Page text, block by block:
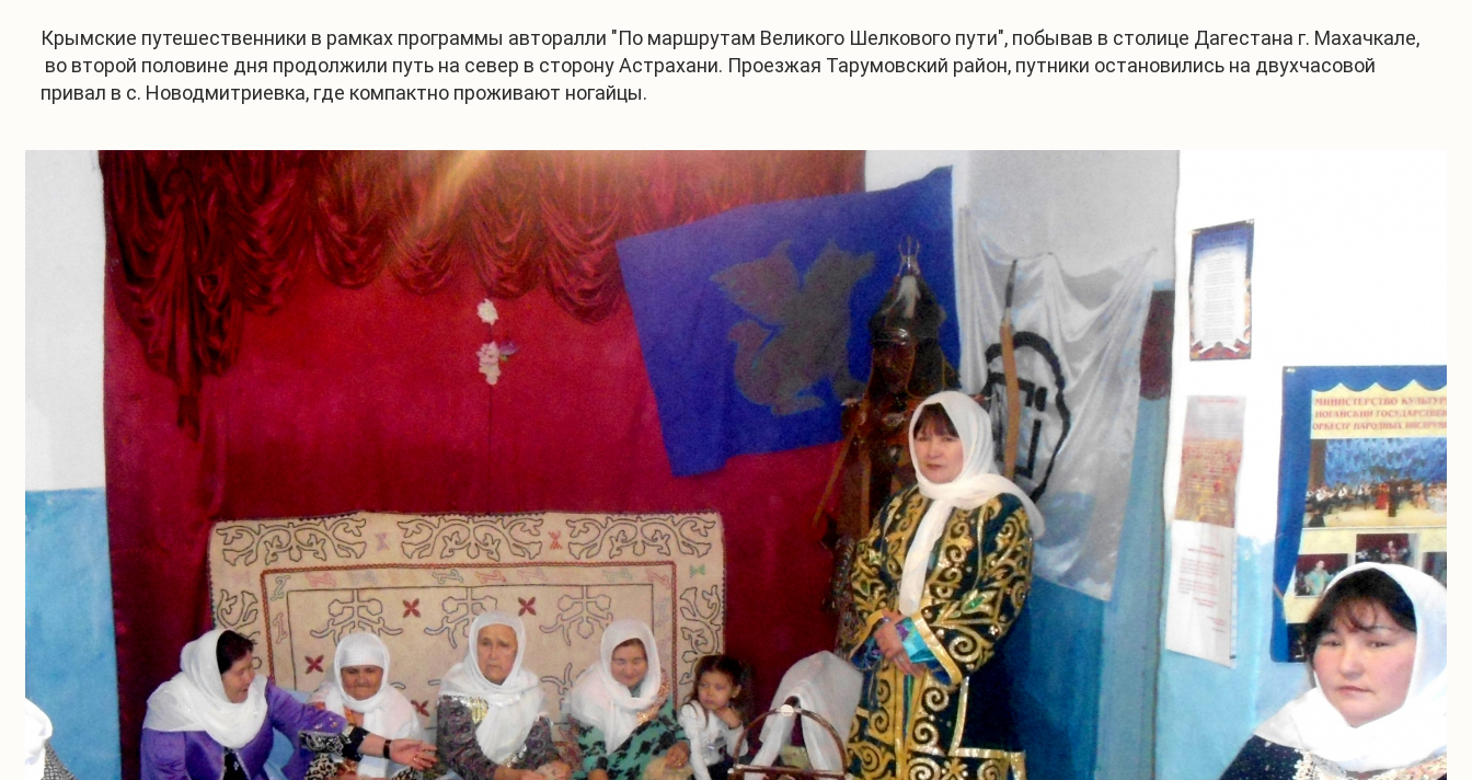
Крымские путешественники в рамках программы авторалли "По маршрутам Великого Шелкового пути", побывав в столице Дагестана г. Махачкале,
во второй половине дня продолжили путь на север в сторону Астрахани. Проезжая Тарумовский район, путники остановились на двухчасовой
привал в с. Новодмитриевка, где компактно проживают ногайцы.